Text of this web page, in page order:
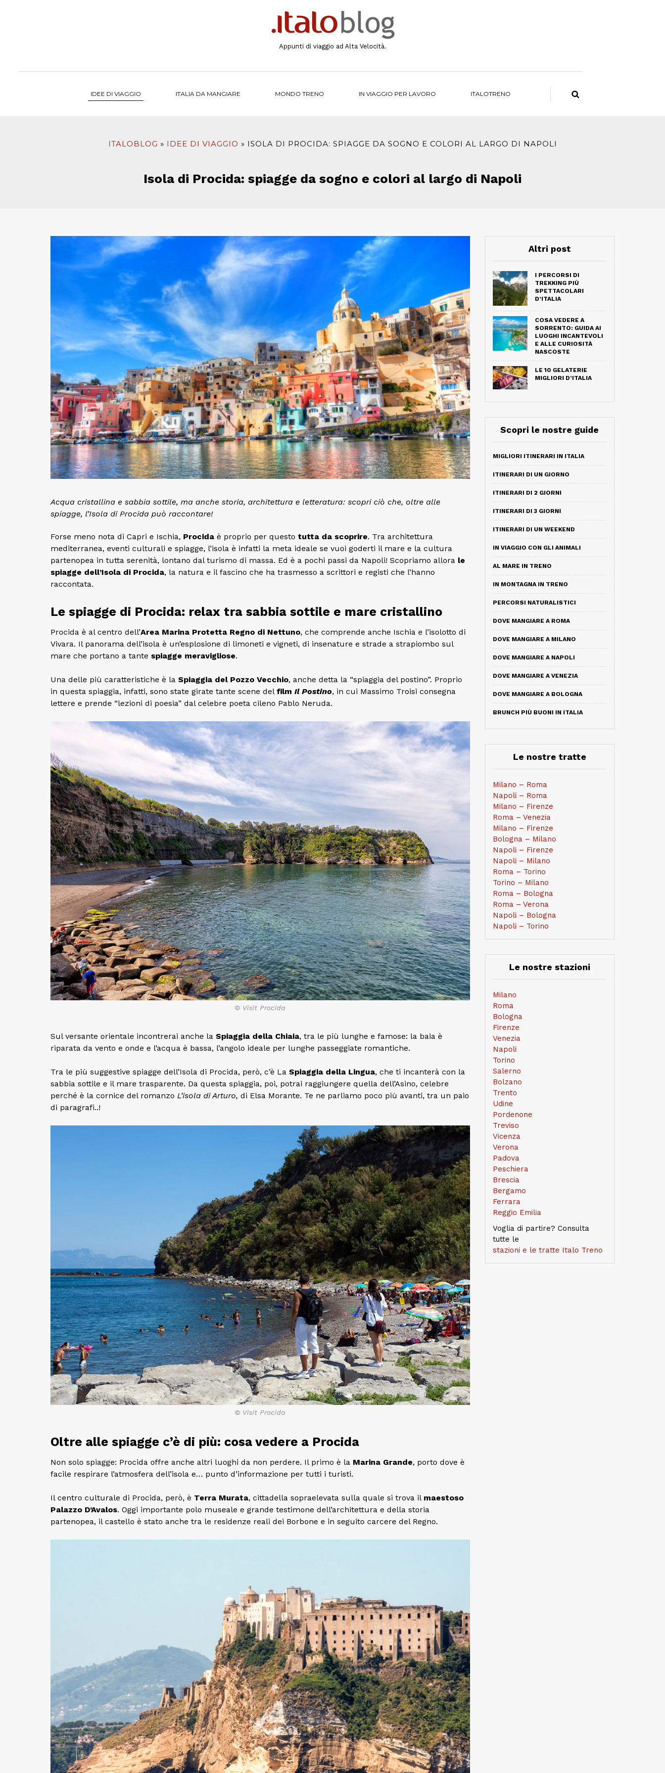
Appunti di viaggio ad Alta Velocità.
IDEE DI VIAGGIO ITALIA DA MANGIARE MONDO TRENO IN VIAGGIO PER LAVORO ITALOTRENO
ITALOBLOG IDEE DI VIAGGIO ISOLA DI PROCIDA: SPIAGGE DA SOGNO E COLORI AL LARGO DI NAPOLI
Isola di Procida: spiagge da sogno e colori al largo di Napoli
Acqua cristallina e sabbia sottile, ma anche storia, architettura e letteratura: scopri ciò che, oltre alle
spiagge, l’Isola di Procida può raccontare!
Forse meno nota di Capri e Ischia, Procida è proprio per questo tutta da scoprire. Tra architettura
mediterranea, eventi culturali e spiagge, l’isola è infatti la meta ideale se vuoi goderti il mare e la cultura
partenopea in tutta serenità, lontano dal turismo di massa. Ed è a pochi passi da Napoli! Scopriamo allora le
spiagge dell’Isola di Procida, la natura e il fascino che ha trasmesso a scrittori e registi che l’hanno
raccontata.
Le spiagge di Procida: relax tra sabbia sottile e mare cristallino
Procida è al centro dell’Area Marina Protetta Regno di Nettuno, che comprende anche Ischia e l’isolotto di
Vivara. Il panorama dell’isola è un’esplosione di limoneti e vigneti, di insenature e strade a strapiombo sul
mare che portano a tante spiagge meravigliose.
Una delle più caratteristiche è la Spiaggia del Pozzo Vecchio, anche detta la “spiaggia del postino”. Proprio
in questa spiaggia, infatti, sono state girate tante scene del film Il Postino, in cui Massimo Troisi consegna
lettere e prende “lezioni di poesia” dal celebre poeta cileno Pablo Neruda.
© Visit Procida
Sul versante orientale incontrerai anche la Spiaggia della Chiaia, tra le più lunghe e famose: la baia è
riparata da vento e onde e l’acqua è bassa, l’angolo ideale per lunghe passeggiate romantiche.
Tra le più suggestive spiagge dell’Isola di Procida, però, c’è La Spiaggia della Lingua, che ti incanterà con la
sabbia sottile e il mare trasparente. Da questa spiaggia, poi, potrai raggiungere quella dell’Asino, celebre
perché è la cornice del romanzo L’isola di Arturo, di Elsa Morante. Te ne parliamo poco più avanti, tra un paio
di paragrafi..!
© Visit Procida
Oltre alle spiagge c’è di più: cosa vedere a Procida
Non solo spiagge: Procida offre anche altri luoghi da non perdere. Il primo è la Marina Grande, porto dove è
facile respirare l’atmosfera dell’isola e… punto d’informazione per tutti i turisti.
Il centro culturale di Procida, però, è Terra Murata, cittadella sopraelevata sulla quale si trova il maestoso
Palazzo D’Avalos. Oggi importante polo museale e grande testimone dell’architettura e della storia
partenopea, il castello è stato anche tra le residenze reali dei Borbone e in seguito carcere del Regno.
Altri post
I PERCORSI DI
TREKKING PIÙ
SPETTACOLARI
D’ITALIA
COSA VEDERE A
SORRENTO: GUIDA AI
LUOGHI INCANTEVOLI
E ALLE CURIOSITÀ
NASCOSTE
LE 10 GELATERIE
MIGLIORI D’ITALIA
Scopri le nostre guide
MIGLIORI ITINERARI IN ITALIA
ITINERARI DI UN GIORNO
ITINERARI DI 2 GIORNI
ITINERARI DI 3 GIORNI
ITINERARI DI UN WEEKEND
IN VIAGGIO CON GLI ANIMALI
AL MARE IN TRENO
IN MONTAGNA IN TRENO
PERCORSI NATURALISTICI
DOVE MANGIARE A ROMA
DOVE MANGIARE A MILANO
DOVE MANGIARE A NAPOLI
DOVE MANGIARE A VENEZIA
DOVE MANGIARE A BOLOGNA
BRUNCH PIÙ BUONI IN ITALIA
Le nostre tratte
Milano – Roma
Napoli – Roma
Milano – Firenze
Roma – Venezia
Milano – Firenze
Bologna – Milano
Napoli – Firenze
Napoli – Milano
Roma – Torino
Torino – Milano
Roma – Bologna
Roma – Verona
Napoli – Bologna
Napoli – Torino
Le nostre stazioni
Milano
Roma
Bologna
Firenze
Venezia
Napoli
Torino
Salerno
Bolzano
Trento
Udine
Pordenone
Treviso
Vicenza
Verona
Padova
Peschiera
Brescia
Bergamo
Ferrara
Reggio Emilia
Voglia di partire? Consulta
tutte le
stazioni e le tratte Italo Treno